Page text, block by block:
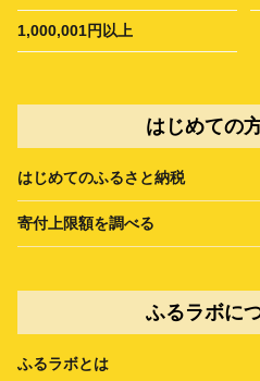
1,000,001円以上
はじめての
はじめてのふるさと納税
寄付上限額を調べる
ふるラボに
ふるラボとは